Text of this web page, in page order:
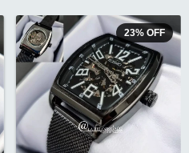
23% OFF